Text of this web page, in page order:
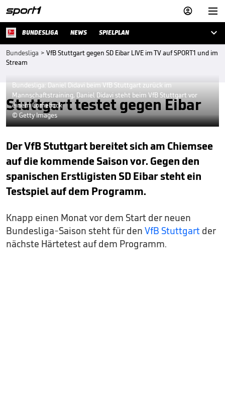


BUNDESLIGA NEWS SPIELPLAN 
Bundesliga > VfB Stuttgart gegen SD Eibar LIVE im TV auf SPORT1 und im
Stream
Stuttgart testet gegen Eibar
Bundesliga: Daniel Didavi beim VfB Stuttgart zurück im
Mannschaftstraining, Daniel Didavi steht beim VfB Stuttgart vor
einem Comeback
© Getty Images
Der VfB Stuttgart bereitet sich am Chiemsee
auf die kommende Saison vor. Gegen den
spanischen Erstligisten SD Eibar steht ein
Testspiel auf dem Programm.
Knapp einen Monat vor dem Start der neuen
Bundesliga-Saison steht für den VfB Stuttgart der
nächste Härtetest auf dem Programm.